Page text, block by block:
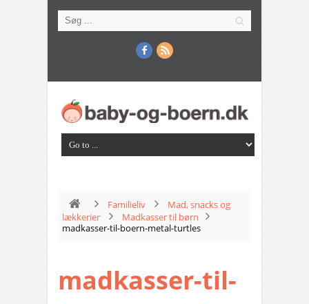
Familieliv
Mad, snacks og
lækkerier
Madkasser til børn
madkasser-til-boern-metal-turtles
madkasser-til-